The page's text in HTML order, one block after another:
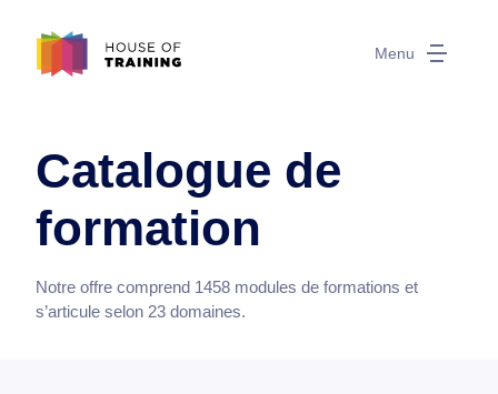
Menu
Catalogue de
formation
Notre offre comprend 1458 modules de formations et
s’articule selon 23 domaines.